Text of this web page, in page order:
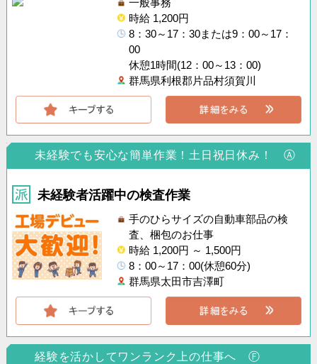
一般事務
時給 1,200円
8：30～17：30または9：00～17：
00
休憩1時間(12：00～13：00)
群馬県利根郡片品村須賀川
未経験でも安心な簡単作業！土日祝日休み！ Ⓐ
未経験者活躍中の検査作業
手のひらサイズの自動車部品の検
査、梱包のお仕事
時給 1,200円 ～ 1,500円
8：00～17：00(休憩60分)
群馬県太田市吉澤町
経験を活かしてワンランク上の仕事へ Ⓕ